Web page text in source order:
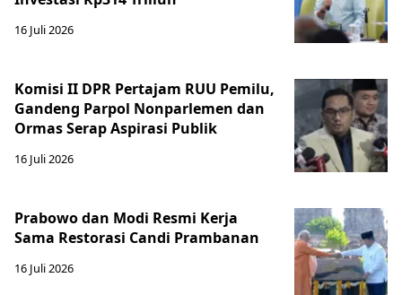
16 Juli 2026
Komisi II DPR Pertajam RUU Pemilu,
Gandeng Parpol Nonparlemen dan
Ormas Serap Aspirasi Publik
16 Juli 2026
Prabowo dan Modi Resmi Kerja
Sama Restorasi Candi Prambanan
16 Juli 2026